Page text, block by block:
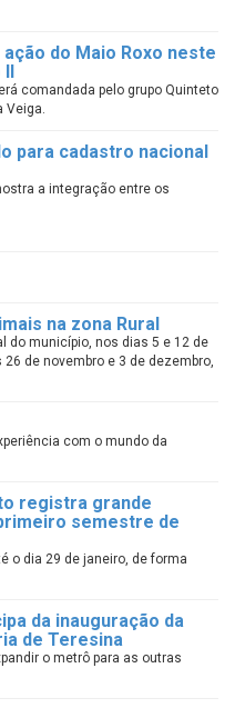
do Maio Roxo neste
II
comandada pelo grupo Quinteto
para cadastro nacional
a integração entre os
na zona Rural
do município, nos dias 5 e 12 de
de novembro e 3 de dezembro,
com o mundo da
registra grande
semestre de
o dia 29 de janeiro, de forma
da inauguração da
de Teresina
o metrô para as outras